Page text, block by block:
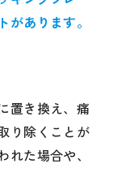
があります。
置き換え、痛
り除くことが
た場合や、